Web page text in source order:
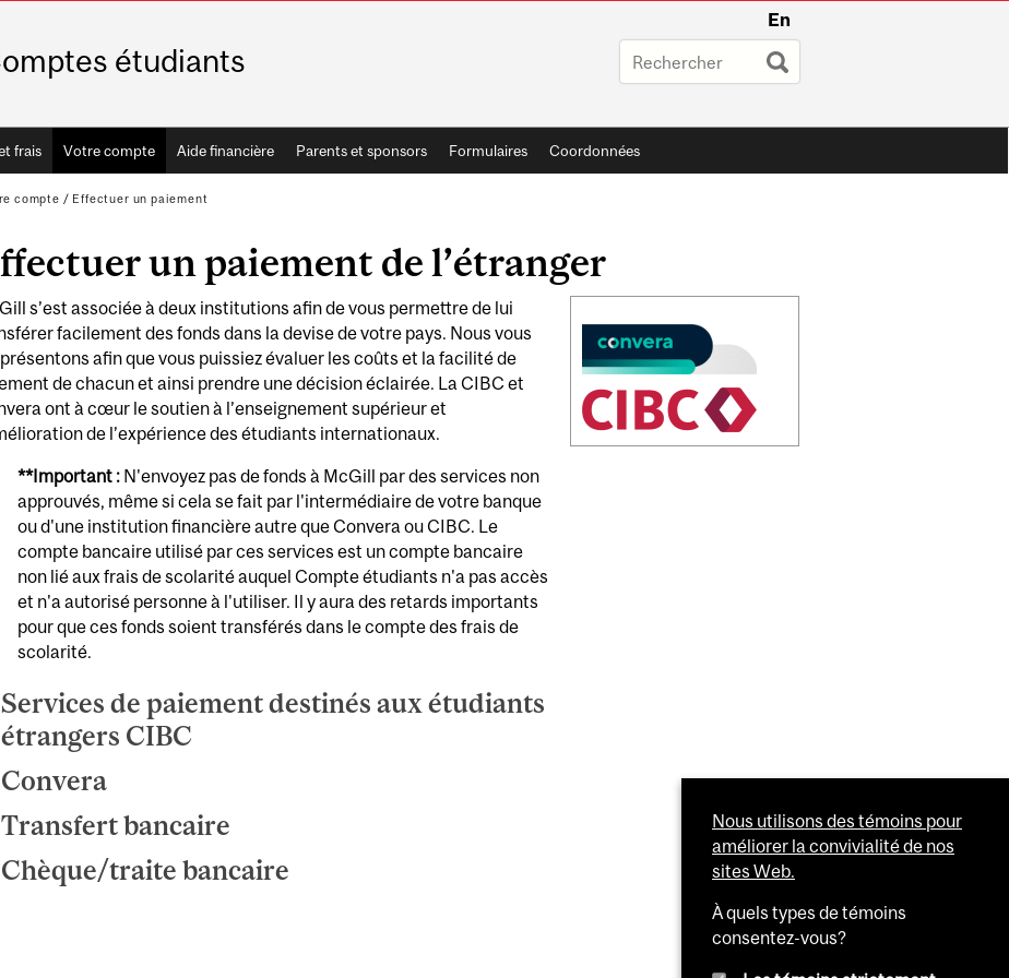
En
étudiants
frais Votre compte Aide financière Parents et sponsors Formulaires Coordonnées
compte / Effectuer un paiement
un paiement de l’étranger
s’est associée à deux institutions afin de vous permettre de lui
facilement des fonds dans la devise de votre pays. Nous vous
afin que vous puissiez évaluer les coûts et la facilité de
de chacun et ainsi prendre une décision éclairée. La CIBC et
ont à cœur le soutien à l’enseignement supérieur et
de l’expérience des étudiants internationaux.
**Important :N'envoyez pas de fonds à McGill par des services non
approuvés, même si cela se fait par l'intermédiaire de votre banque
ou d'une institution financière autre que Convera ou CIBC. Le
compte bancaire utilisé par ces services est un compte bancaire
non lié aux frais de scolarité auquel Compte étudiants n'a pas accès
et n'a autorisé personne à l'utiliser. Il y aura des retards importants
pour que ces fonds soient transférés dans le compte des frais de
scolarité.
Services de paiement destinés aux étudiants
étrangers CIBC
Convera
Transfert bancaire
Chèque/traite bancaire
Content
Nous utilisons des témoins pour
améliorer la convivialité de nos
sites Web.
À quels types de témoins
consentez-vous?